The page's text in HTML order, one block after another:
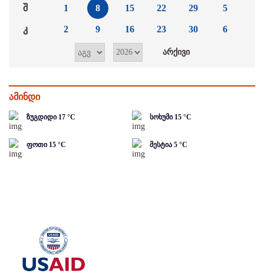
შ
კ
1
2
8
9
15
16
22
23
29
30
5
6
ამინდი
ზუგდიდი 17 °C სოხუმი 15 °C
ფოთი 15 °C მესტია 5 °C